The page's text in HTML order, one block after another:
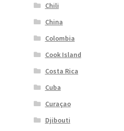
Chili
China
Colombia
Cook Island
Costa Rica
Cuba
Curaçao
Djibouti